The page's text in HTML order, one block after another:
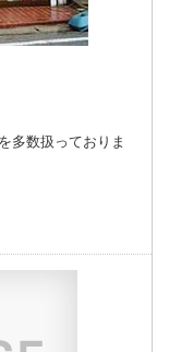
多数扱っておりま